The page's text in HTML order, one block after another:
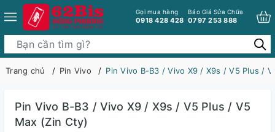
Gọi mua hàng
0918 428 428
Báo Giá Sửa Chữa
0797 253 888
Trang chủ Pin Vivo Pin Vivo B-B3 / Vivo X9 / X9s / V5 Plus /
Pin Vivo B-B3 / Vivo X9 / X9s / V5 Plus / V5
Max (Zin Cty)